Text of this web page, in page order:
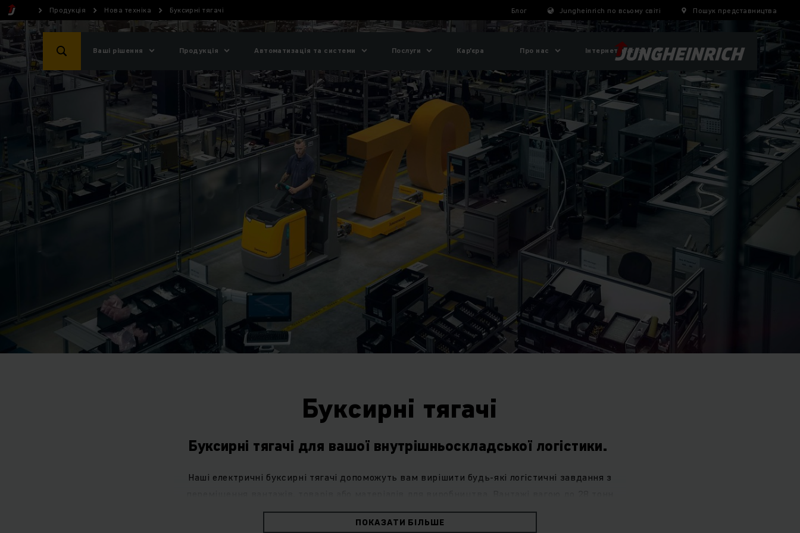
Продукція Нова техніка Буксирні тягачі Блог Jungheinrich по всьому світі Пошук представництва
Ваші рішення Продукція Автоматизація та системи Послуги Кар'єра Про нас Інтернет-магазин
Буксирні тягачі
Буксирні тягачі для вашої внутрішньоскладської логістики.
Наші електричні буксирні тягачі допоможуть вам вирішити будь-які логістичні завдання з
транспортуються від зони приймання товару до розподілу та виробництва з максимальною
ефективністю та гнучкістю. На відміну від транспортних засобів з двигунами внутрішнього
ПОКАЗАТИ БІЛЬШЕ